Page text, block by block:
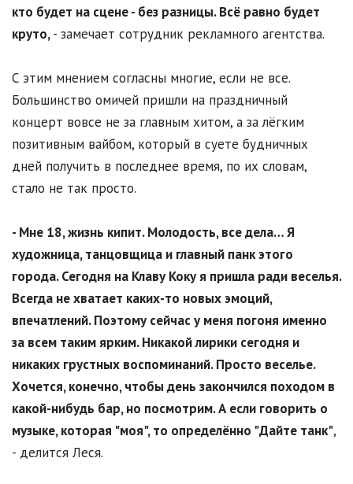
кто будет на сцене - без разницы. Всё равно будет
круто,- замечает сотрудник рекламного агентства.
С этим мнением согласны многие, если не все.
Большинство омичей пришли на праздничный
концерт вовсе не за главным хитом, а за лёгким
позитивным вайбом, который в суете будничных
дней получить в последнее время, по их словам,
стало не так просто.
- Мне 18, жизнь кипит. Молодость, все дела… Я
художница, танцовщица и главный панк этого
города. Сегодня на Клаву Коку я пришла ради веселья.
Всегда не хватает каких-то новых эмоций,
впечатлений. Поэтому сейчас у меня погоня именно
за всем таким ярким. Никакой лирики сегодня и
никаких грустных воспоминаний. Просто веселье.
Хочется, конечно, чтобы день закончился походом в
какой-нибудь бар, но посмотрим. А если говорить о
музыке, которая "моя", то определённо "Дайте танк",
- делится Леся.